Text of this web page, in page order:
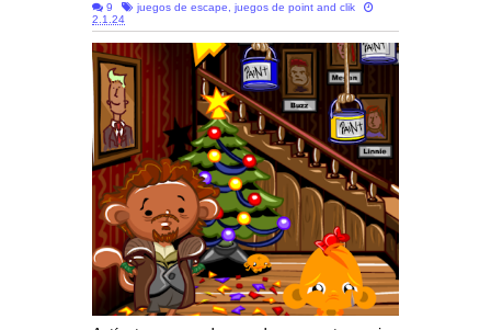
9 juegos de escape, juegos de point and clik
2.1.24